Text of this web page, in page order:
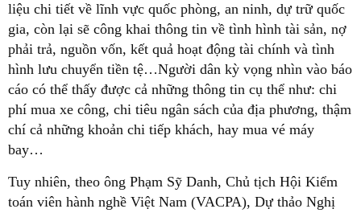
liệu chi tiết về lĩnh vực quốc phòng, an ninh, dự trữ quốc
gia, còn lại sẽ công khai thông tin về tình hình tài sản, nợ
phải trả, nguồn vốn, kết quả hoạt động tài chính và tình
hình lưu chuyển tiền tệ…Người dân kỳ vọng nhìn vào báo
cáo có thể thấy được cả những thông tin cụ thể như: chi
phí mua xe công, chi tiêu ngân sách của địa phương, thậm
chí cả những khoản chi tiếp khách, hay mua vé máy
bay…
Tuy nhiên, theo ông Phạm Sỹ Danh, Chủ tịch Hội Kiểm
toán viên hành nghề Việt Nam (VACPA), Dự thảo Nghị